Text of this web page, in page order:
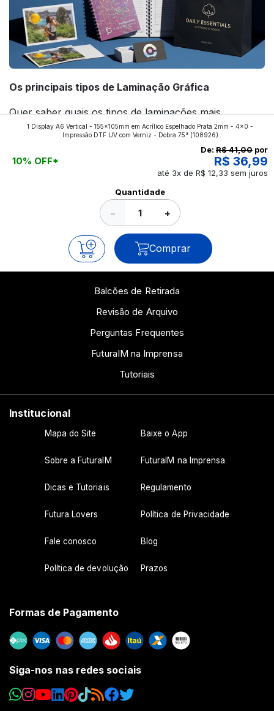
Os principais tipos de Laminação Gráfica
Quer saber quais os tipos de laminações mais
aplicados nos impressos da gráfica FuturaIM? Então,
continue a leitura que vamos revelar para você!
1 Display A6 Vertical - 155x105mm em Acrílico Espelhado Prata 2mm - 4x0 -
Impressão DTF UV com Verniz - Dobra 75°(108926)
10% OFF*
De: R$ 41,00 por
R$ 36,99
até 3x de R$ 12,33 sem juros
Quantidade
− +
Comprar
Balcões de Retirada
Revisão de Arquivo
Perguntas Frequentes
FuturaIM na Imprensa
Tutoriais
Institucional
Mapa do Site Baixe o App
Sobre a FuturaIM FuturaIM na Imprensa
Dicas e Tutoriais Regulamento
Futura Lovers Política de Privacidade
Fale conosco Blog
Política de devolução Prazos
Formas de Pagamento
Siga-nos nas redes sociais